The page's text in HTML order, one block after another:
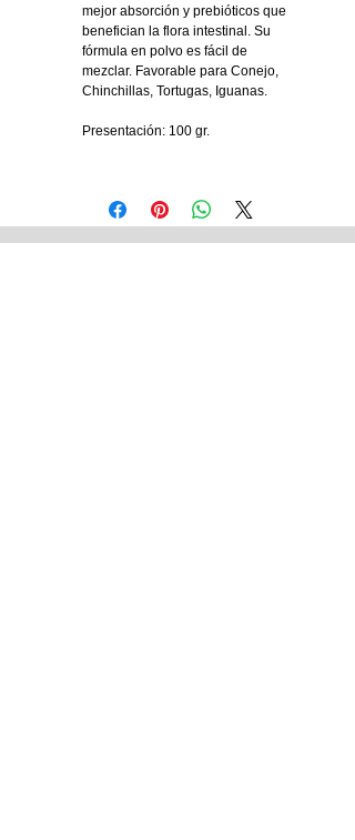
mejor absorción y prebióticos que
benefician la flora intestinal. Su
fórmula en polvo es fácil de
mezclar. Favorable para Conejo,
Chinchillas, Tortugas, Iguanas.
Presentación: 100 gr.